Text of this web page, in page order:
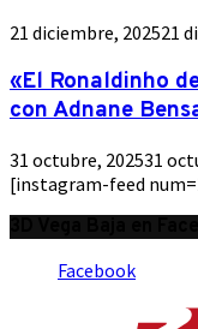
21 diciembre, 202521
«El Ronaldinho
con Adnane
31 octubre, 202531
[instagram-feed
Facebook